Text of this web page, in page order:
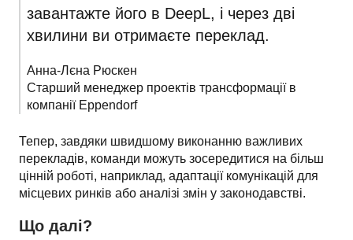
завантажте його в DeepL, і через дві
хвилини ви отримаєте переклад.
Анна-Лєна Рюскен
Старший менеджер проектів трансформації в
компанії Eppendorf
Тепер, завдяки швидшому виконанню важливих
перекладів, команди можуть зосередитися на більш
цінній роботі, наприклад, адаптації комунікацій для
місцевих ринків або аналізі змін у законодавстві.
Що далі?